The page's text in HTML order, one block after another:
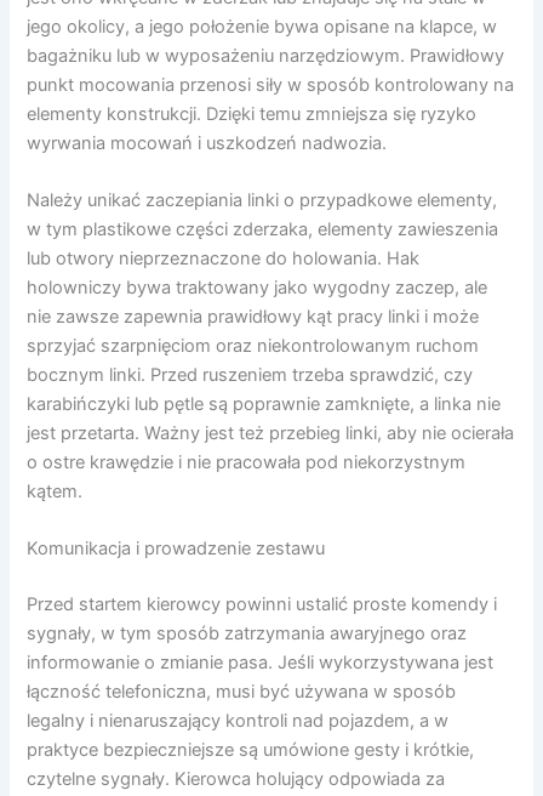
jego okolicy, a jego położenie bywa opisane na klapce, w
bagażniku lub w wyposażeniu narzędziowym. Prawidłowy
punkt mocowania przenosi siły w sposób kontrolowany na
elementy konstrukcji. Dzięki temu zmniejsza się ryzyko
wyrwania mocowań i uszkodzeń nadwozia.
Należy unikać zaczepiania linki o przypadkowe elementy,
w tym plastikowe części zderzaka, elementy zawieszenia
lub otwory nieprzeznaczone do holowania. Hak
holowniczy bywa traktowany jako wygodny zaczep, ale
nie zawsze zapewnia prawidłowy kąt pracy linki i może
sprzyjać szarpnięciom oraz niekontrolowanym ruchom
bocznym linki. Przed ruszeniem trzeba sprawdzić, czy
karabińczyki lub pętle są poprawnie zamknięte, a linka nie
jest przetarta. Ważny jest też przebieg linki, aby nie ocierała
o ostre krawędzie i nie pracowała pod niekorzystnym
kątem.
Komunikacja i prowadzenie zestawu
Przed startem kierowcy powinni ustalić proste komendy i
sygnały, w tym sposób zatrzymania awaryjnego oraz
informowanie o zmianie pasa. Jeśli wykorzystywana jest
łączność telefoniczna, musi być używana w sposób
legalny i nienaruszający kontroli nad pojazdem, a w
praktyce bezpieczniejsze są umówione gesty i krótkie,
czytelne sygnały. Kierowca holujący odpowiada za